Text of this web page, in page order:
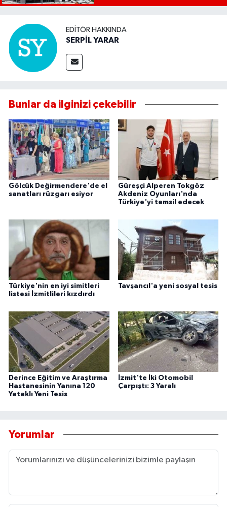
EDITÖR HAKKINDA
SERPİL YARAR
Bunlar da ilginizi çekebilir
Gölcük Değirmendere'de el
sanatları rüzgarı esiyor
Güreşçi Alperen Tokgöz
Akdeniz Oyunları'nda
Türkiye'yi temsil edecek
Türkiye'nin en iyi simitleri
listesi İzmitlileri kızdırdı
Tavşancıl'a yeni sosyal tesis
Derince Eğitim ve Araştırma
Hastanesinin Yanına 120
Yataklı Yeni Tesis
İzmit'te İki Otomobil
Çarpıştı: 3 Yaralı
Yorumlar